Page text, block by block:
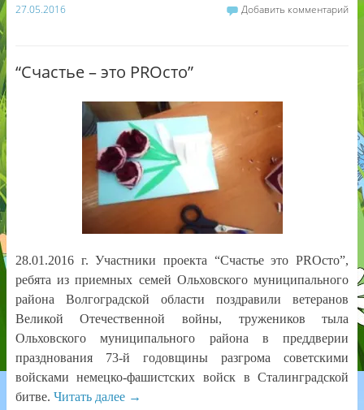
27.05.2016 Добавить комментарий
“Счастье – это PROсто”
28.01.2016 г. Участники проекта “Счастье это PROсто”,
ребята из приемных семей Ольховского муниципального
района Волгоградской области поздравили ветеранов
Великой Отечественной войны, тружеников тыла
Ольховского муниципального района в преддверии
празднования 73-й годовщины разгрома советскими
войсками немецко-фашистских войск в Сталинградской
битве. Читать далее →